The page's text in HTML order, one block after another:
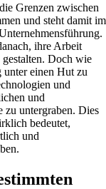
Grenzen zwischen
und steht damit im
ihre Arbeit
Doch wie
unter einen Hut zu
und
und
zu untergraben. Dies
bedeutet,
und